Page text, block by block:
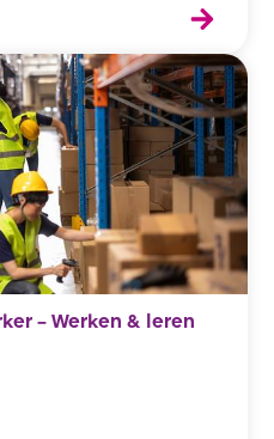
– Werken & leren